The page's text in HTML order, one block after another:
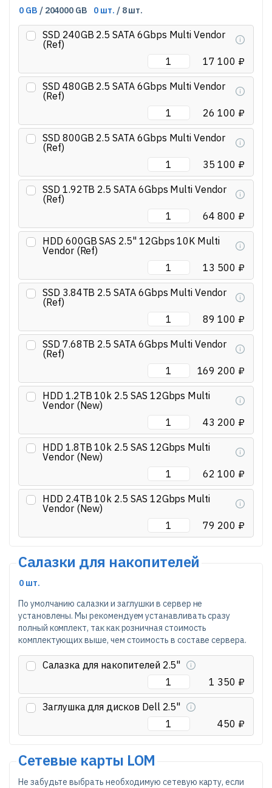
0 GB / 204000 GB 0 шт. / 8 шт.
SSD 240GB 2.5 SATA 6Gbps Multi Vendor
(Ref)
17 100 ₽
SSD 480GB 2.5 SATA 6Gbps Multi Vendor
(Ref)
26 100 ₽
SSD 800GB 2.5 SATA 6Gbps Multi Vendor
(Ref)
35 100 ₽
SSD 1.92TB 2.5 SATA 6Gbps Multi Vendor
(Ref)
64 800 ₽
HDD 600GB SAS 2.5" 12Gbps 10K Multi
Vendor (Ref)
13 500 ₽
SSD 3.84TB 2.5 SATA 6Gbps Multi Vendor
(Ref)
89 100 ₽
SSD 7.68TB 2.5 SATA 6Gbps Multi Vendor
(Ref)
169 200 ₽
HDD 1.2TB 10k 2.5 SAS 12Gbps Multi
Vendor (New)
43 200 ₽
HDD 1.8TB 10k 2.5 SAS 12Gbps Multi
Vendor (New)
62 100 ₽
HDD 2.4TB 10k 2.5 SAS 12Gbps Multi
Vendor (New)
79 200 ₽
Салазки для накопителей
0 шт.
По умолчанию салазки и заглушки в сервер не
установлены. Мы рекомендуем устанавливать сразу
полный комплект, так как розничная стоимость
комплектующих выше, чем стоимость в составе сервера.
Салазка для накопителей 2.5"
1 350 ₽
Заглушка для дисков Dell 2.5"
450 ₽
Сетевые карты LOM
Не забудьте выбрать необходимую сетевую карту, если